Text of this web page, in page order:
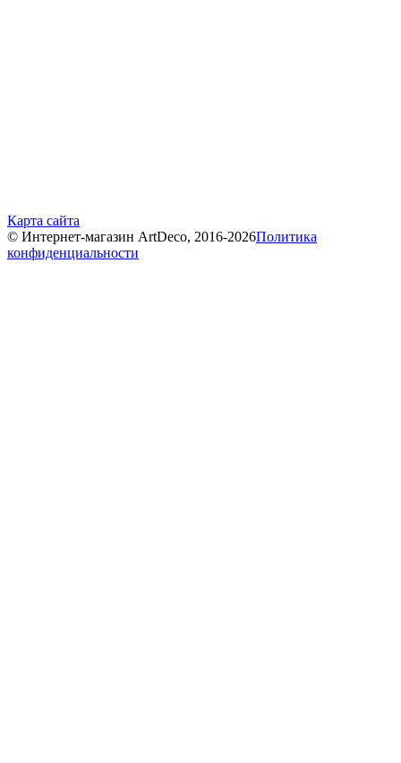
Карта сайта
© Интернет-магазин ArtDeco, 2016-2026Политика
конфиденциальности